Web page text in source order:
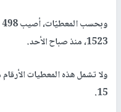
1523، منذ صباح الأحد.
15.